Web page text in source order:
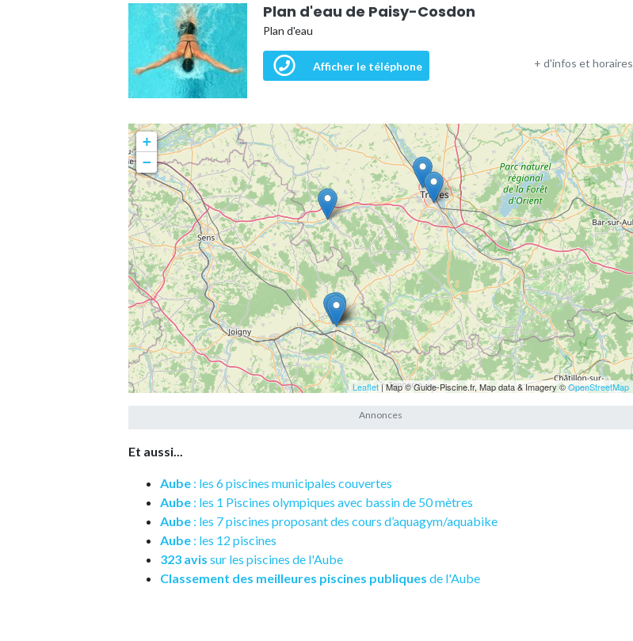
Plan d'eau de Paisy-Cosdon
Plan d'eau
Afficher le téléphone + d'infos et horaires
+
−
Leaflet| Map © Guide-Piscine.fr, Map data & Imagery ©OpenStreetMap
Et aussi...
Aube : les 6 piscines municipales couvertes
Aube : les 1 Piscines olympiques avec bassin de 50 mètres
Aube : les 7 piscines proposant des cours d’aquagym/aquabike
Aube : les 12 piscines
323 avis sur les piscines de l'Aube
Classement des meilleures piscines publiques de l'Aube